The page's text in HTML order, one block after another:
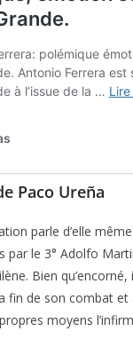
Paco Ureña
parle d’elle
par le 3° Adolfo
Bien
fin de son combat et
moyens